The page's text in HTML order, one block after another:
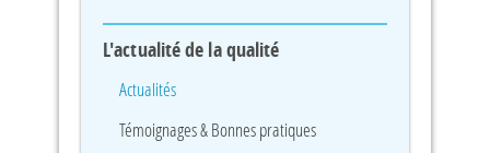
L'actualité de la qualité
Actualités
Témoignages & Bonnes pratiques